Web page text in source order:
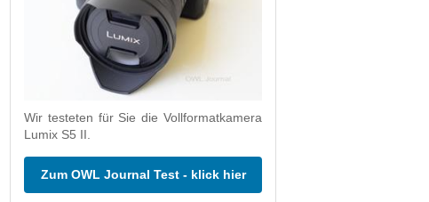
Wir testeten für Sie die Vollformatkamera
Lumix S5 II.
Zum OWL Journal Test - klick hier